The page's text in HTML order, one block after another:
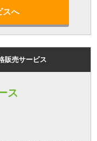
スへ
販売サービス
ス